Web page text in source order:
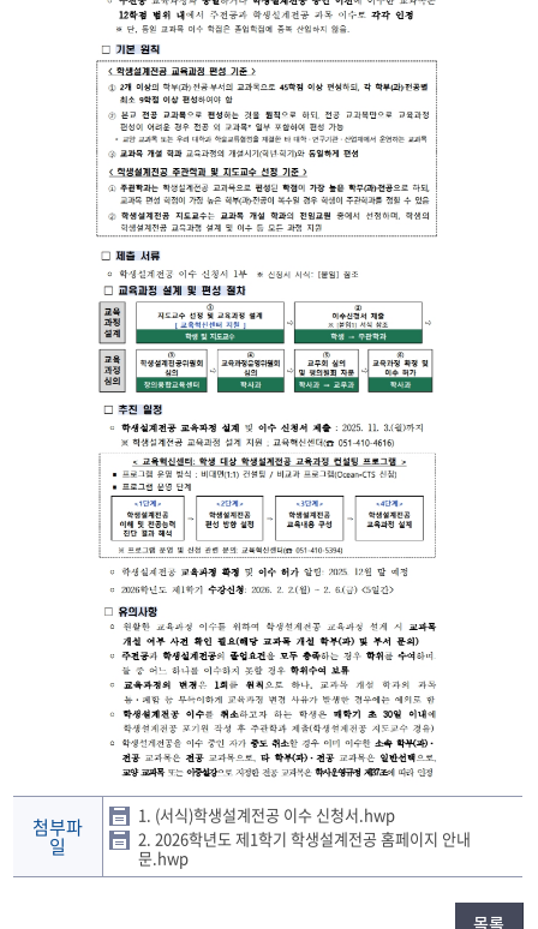
첨부파
일
1. (서식)학생설계전공 이수 신청서.hwp
2. 2026학년도 제1학기 학생설계전공 홈페이지 안내
문.hwp
목록